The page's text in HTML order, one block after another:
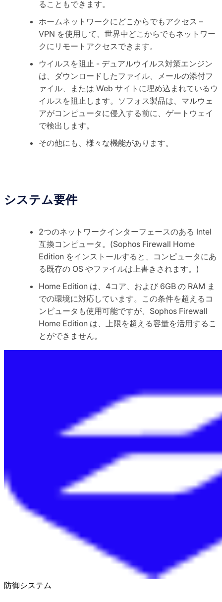
ることもできます。
ホームネットワークにどこからでもアクセス –
VPN を使用して、世界中どこからでもネットワー
クにリモートアクセスできます。
ウイルスを阻止 - デュアルウイルス対策エンジン
は、ダウンロードしたファイル、メールの添付フ
ァイル、または Web サイトに埋め込まれているウ
イルスを阻止します。ソフォス製品は、マルウェ
アがコンピュータに侵入する前に、ゲートウェイ
で検出します。
その他にも、様々な機能があります。
システム要件
2つのネットワークインターフェースのある Intel
互換コンピュータ。(Sophos Firewall Home
Edition をインストールすると、コンピュータにあ
る既存の OS やファイルは上書きされます。)
Home Edition は、4コア、および 6GB の RAM ま
での環境に対応しています。この条件を超えるコ
ンピュータも使用可能ですが、Sophos Firewall
Home Edition は、上限を超える容量を活用するこ
とができません。
防御システム